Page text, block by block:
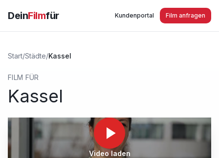
DeinFilmfür Kundenportal Film anfragen
Start/Städte/Kassel
FILM FÜR
Kassel
Video laden